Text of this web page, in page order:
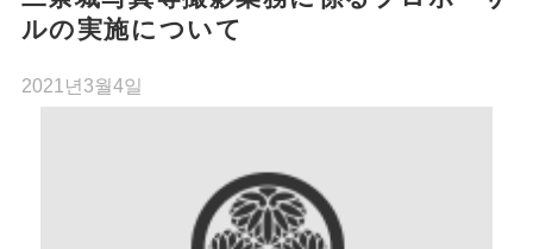
ルの実施について
2021년3월4일